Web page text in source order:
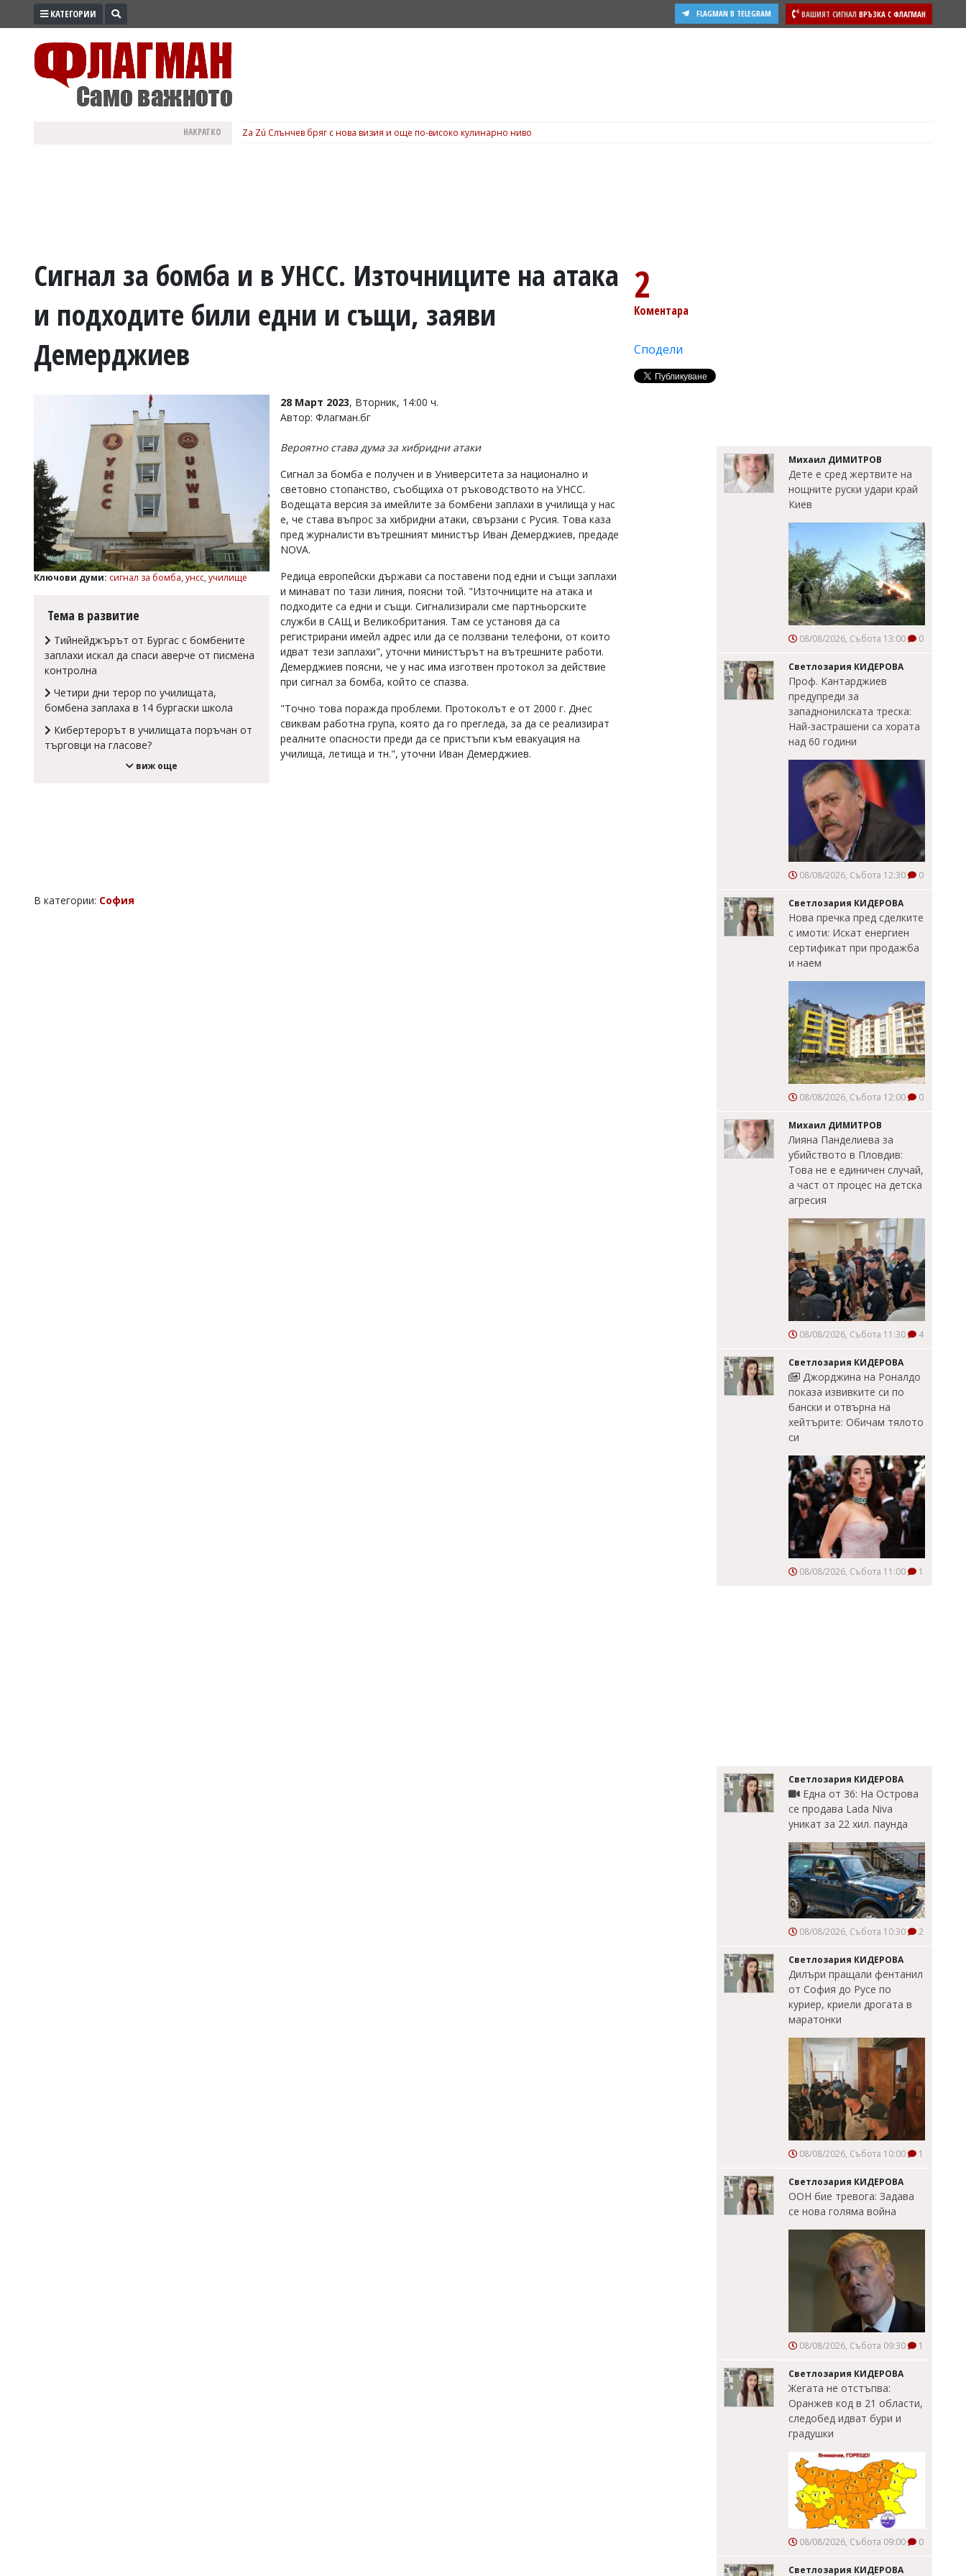
ПРОМО
ВОЙНАТА
УКРАЙНА
РАЗСЛЕДВАНЕ
Веселин
Василев,
v.vasilev@flagman.bg
Касабова,
k.kassabova@flagman.bg
Главен
редактор:
office@flagman.bg
Коментарите
въвеждат
читателите
коментар,
КАТЕГОРИИ ВАШИЯТ СИГНАЛ ВРЪЗКА С ФЛАГМАН
FLAGMAN В TELEGRAM
НАКРАТКО Za Zú Слънчев бряг с нова визия и още по-високо кулинарно ниво
Сигнал за бомба и в УНСС. Източниците на атака
и подходите били едни и същи, заяви
Демерджиев
Ключови думи: сигнал за бомба, унсс, училище
Тема в развитие
Тийнейджърът от Бургас с бомбените
заплахи искал да спаси аверче от писмена
контролна
Четири дни терор по училищата,
бомбена заплаха в 14 бургаски школа
Кибертерорът в училищата поръчан от
търговци на гласове?
виж още
28 Март 2023, Вторник, 14:00 ч.
Автор: Флагман.бг
Вероятно става дума за хибридни атаки
Сигнал за бомба е получен и в Университета за национално и
световно стопанство, съобщиха от ръководството на УНСС.
Водещата версия за имейлите за бомбени заплахи в училища у нас
е, че става въпрос за хибридни атаки, свързани с Русия. Това каза
пред журналисти вътрешният министър Иван Демерджиев, предаде
NOVA.
Редица европейски държави са поставени под едни и същи заплахи
и минават по тази линия, поясни той. "Източниците на атака и
подходите са едни и същи. Сигнализирали сме партньорските
служби в САЩ и Великобритания. Там се установя да са
регистрирани имейл адрес или да се ползвани телефони, от които
идват тези заплахи", уточни министърът на вътрешните работи.
Демерджиев поясни, че у нас има изготвен протокол за действие
при сигнал за бомба, който се спазва.
"Точно това поражда проблеми. Протоколът е от 2000 г. Днес
свиквам работна група, която да го прегледа, за да се реализират
реалните опасности преди да се пристъпи към евакуация на
училища, летища и тн.", уточни Иван Демерджиев.
В категории: София
2
Коментара
Сподели
Михаил ДИМИТРОВ
Дете е сред жертвите на
нощните руски удари край
Киев
08/08/2026, Събота 13:00 0
Светлозария КИДЕРОВА
Проф. Кантарджиев
предупреди за
западнонилската треска:
Най-застрашени са хората
над 60 години
08/08/2026, Събота 12:30 0
Светлозария КИДЕРОВА
Нова пречка пред сделките
с имоти: Искат енергиен
сертификат при продажба
и наем
08/08/2026, Събота 12:00 0
Михаил ДИМИТРОВ
Лияна Панделиева за
убийството в Пловдив:
Това не е единичен случай,
а част от процес на детска
агресия
08/08/2026, Събота 11:30 4
Светлозария КИДЕРОВА
Джорджина на Роналдо
показа извивките си по
бански и отвърна на
хейтърите: Обичам тялото
си
08/08/2026, Събота 11:00 1
Светлозария КИДЕРОВА
Една от 36: На Острова
се продава Lada Niva
уникат за 22 хил. паунда
08/08/2026, Събота 10:30 2
Светлозария КИДЕРОВА
Дилъри пращали фентанил
от София до Русе по
куриер, криели дрогата в
маратонки
08/08/2026, Събота 10:00 1
Светлозария КИДЕРОВА
ООН бие тревога: Задава
се нова голяма война
08/08/2026, Събота 09:30 1
Светлозария КИДЕРОВА
Жегата не отстъпва:
Оранжев код в 21 области,
следобед идват бури и
градушки
08/08/2026, Събота 09:00 0
Светлозария КИДЕРОВА